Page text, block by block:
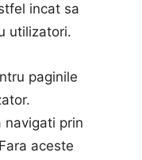
incat sa
utilizatori.
paginile
navigati prin
aceste